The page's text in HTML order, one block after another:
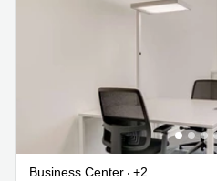
Business Center
+2